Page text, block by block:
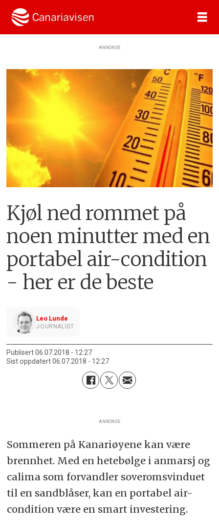
ANNONSE
Kjøl ned rommet på
noen minutter med en
portabel air-condition
- her er de beste
Leo Lunde
JOURNALIST
Publisert
06.07.2018 - 12:27
Sist oppdatert
06.07.2018 - 12:27
ANNONSE
Sommeren på Kanariøyene kan være
brennhet. Med en hetebølge i anmarsj og
calima som forvandler soveromsvinduet
til en sandblåser, kan en portabel air-
condition være en smart investering.